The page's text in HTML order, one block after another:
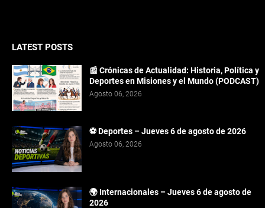
LATEST POSTS
📰 Crónicas de Actualidad: Historia, Política y
Deportes en Misiones y el Mundo (PODCAST)
Agosto 06, 2026
⚽ Deportes – Jueves 6 de agosto de 2026
Agosto 06, 2026
🌍 Internacionales – Jueves 6 de agosto de
2026